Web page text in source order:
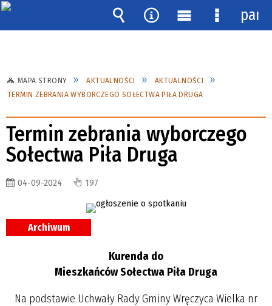
MAPA STRONY AKTUALNOŚCI
AKTUALNOŚCI
TERMIN ZEBRANIA WYBORCZEGO SOŁECTWA PIŁA DRUGA
Termin zebrania wyborczego
Sołectwa Piła Druga
04-09-2024 197
Archiwum
Kurenda do
Mieszkańców Sołectwa Piła Druga
Na podstawie Uchwały Rady Gminy Wręczyca Wielka nr
Wyszukiwarka
Narzędzia
MenuMenu